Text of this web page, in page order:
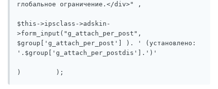
глобальное ограничение.</div>" ,
$this->ipsclass->adskin-
>form_input("g_attach_per_post",
$group['g_attach_per_post'] ). ' (установлено:
'.$group['g_attach_per_postdis'].')'
)	  );